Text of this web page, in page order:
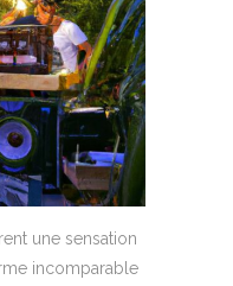
une sensation
incomparable